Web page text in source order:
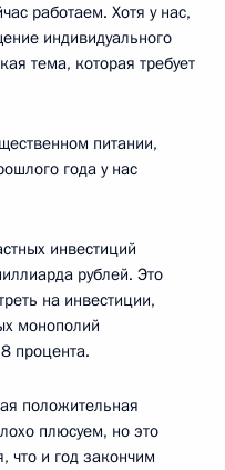
работаем. Хотя у нас,
индивидуального
тема, которая требует
питании,
года у нас
инвестиций
рублей. Это
на инвестиции,
монополий
процента.
положительная
плюсуем, но это
что и год закончим